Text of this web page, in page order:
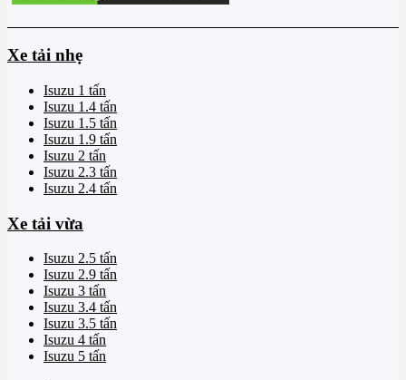
Xe tải nhẹ
Isuzu 1 tấn
Isuzu 1.4 tấn
Isuzu 1.5 tấn
Isuzu 1.9 tấn
Isuzu 2 tấn
Isuzu 2.3 tấn
Isuzu 2.4 tấn
Xe tải vừa
Isuzu 2.5 tấn
Isuzu 2.9 tấn
Isuzu 3 tấn
Isuzu 3.4 tấn
Isuzu 3.5 tấn
Isuzu 4 tấn
Isuzu 5 tấn